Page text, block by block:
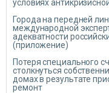
условиях
Города на передней
международной
адекватности
(приложение)
Потеря специального
столкнуться
домах в результате
ремонт